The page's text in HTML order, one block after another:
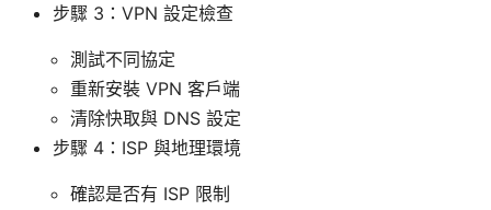
步驟 3：VPN 設定檢查
測試不同協定
重新安裝 VPN 客戶端
清除快取與 DNS 設定
步驟 4：ISP 與地理環境
確認是否有 ISP 限制